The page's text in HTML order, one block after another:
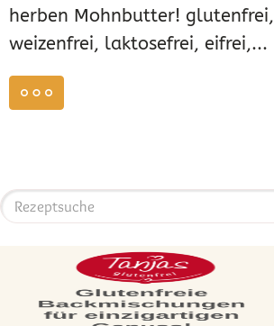
herben Mohnbutter! glutenfrei,
weizenfrei, laktosefrei, eifrei,...